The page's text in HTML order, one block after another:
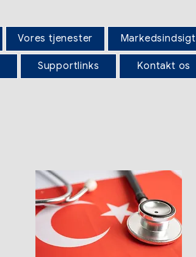
Vores tjenester Markedsindsigt
Supportlinks Kontakt os